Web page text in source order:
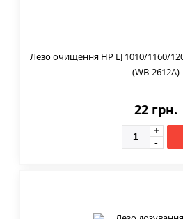
Лезо очищення HP LJ 1010/1160/
(WB-2612A)
22 грн.